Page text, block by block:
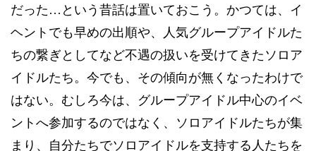
だった…という昔話は置いておこう。かつては、イ
ヘントでも早めの出順や、人気グループアイドルた
ちの繋ぎとしてなど不遇の扱いを受けてきたソロア
イドルたち。今でも、その傾向が無くなったわけで
はない。むしろ今は、グループアイドル中心のイベ
ントへ参加するのではなく、ソロアイドルたちが集
まり、自分たちでソロアイドルを支持する人たちを